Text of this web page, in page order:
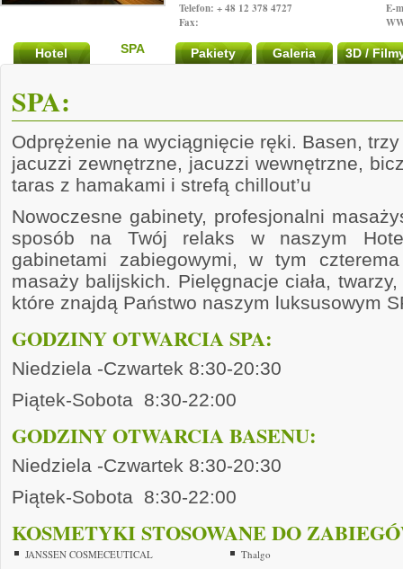
Telefon: + 48 12 378 4727
Fax:
E-
Hotel SPA Pakiety Galeria 3D /
SPA:
Odprężenie na wyciągnięcie ręki. Basen,
jacuzzi zewnętrzne, jacuzzi wewnętrzne,
taras z hamakami i strefą chillout’u
Nowoczesne gabinety, profesjonalni
sposób na Twój relaks w naszym
gabinetami zabiegowymi, w tym
masaży balijskich. Pielęgnacje ciała,
które znajdą Państwo naszym luksusowym
GODZINY OTWARCIA SPA:
Niedziela -Czwartek 8:30-20:30
Piątek-Sobota 8:30-22:00
GODZINY OTWARCIA BASENU:
Niedziela -Czwartek 8:30-20:30
Piątek-Sobota 8:30-22:00
KOSMETYKI STOSOWANE DO
JANSSEN COSMECEUTICAL Thalgo